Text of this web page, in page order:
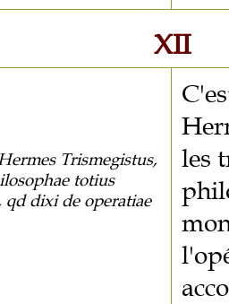
XII
Trismegistus,
totius
dixi de operatiae
les